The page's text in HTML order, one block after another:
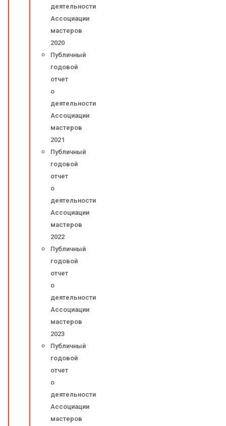
деятельности
Ассоциации
мастеров
2020
Публичный
годовой
отчет
о
деятельности
Ассоциации
мастеров
2021
Публичный
годовой
отчет
о
деятельности
Ассоциации
мастеров
2022
Публичный
годовой
отчет
о
деятельности
Ассоциации
мастеров
2023
Публичный
годовой
отчет
о
деятельности
Ассоциации
мастеров